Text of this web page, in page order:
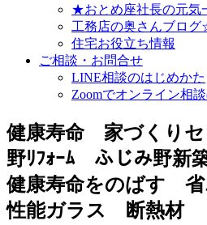
★おとめ座社長の元
工務店の奥さんブログ
住宅お役立ち情報
ご相談・お問合せ
LINE相談のはじめかた
Zoomでオンライン相
健康寿命 家づくり
野ﾘﾌｫｰﾑ ふじみ野
健康寿命をのばす
性能ガラス 断熱材